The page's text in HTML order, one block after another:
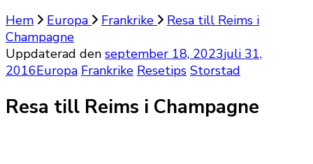
Hem
Europa Frankrike
Resa till Reims i
Champagne
Uppdaterad den september 18, 2023juli 31,
2016Europa Frankrike Resetips Storstad
Resa till Reims i Champagne